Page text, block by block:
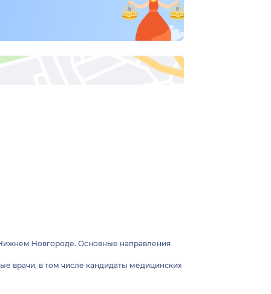
Новгороде. Основные направления
врачи, в том числе кандидаты медицинских